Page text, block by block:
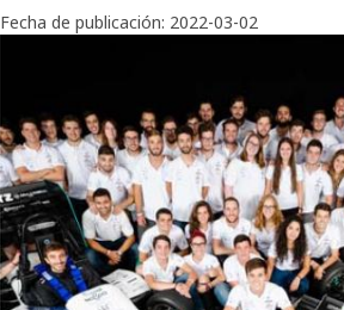
Fecha de publicación: 2022-03-02